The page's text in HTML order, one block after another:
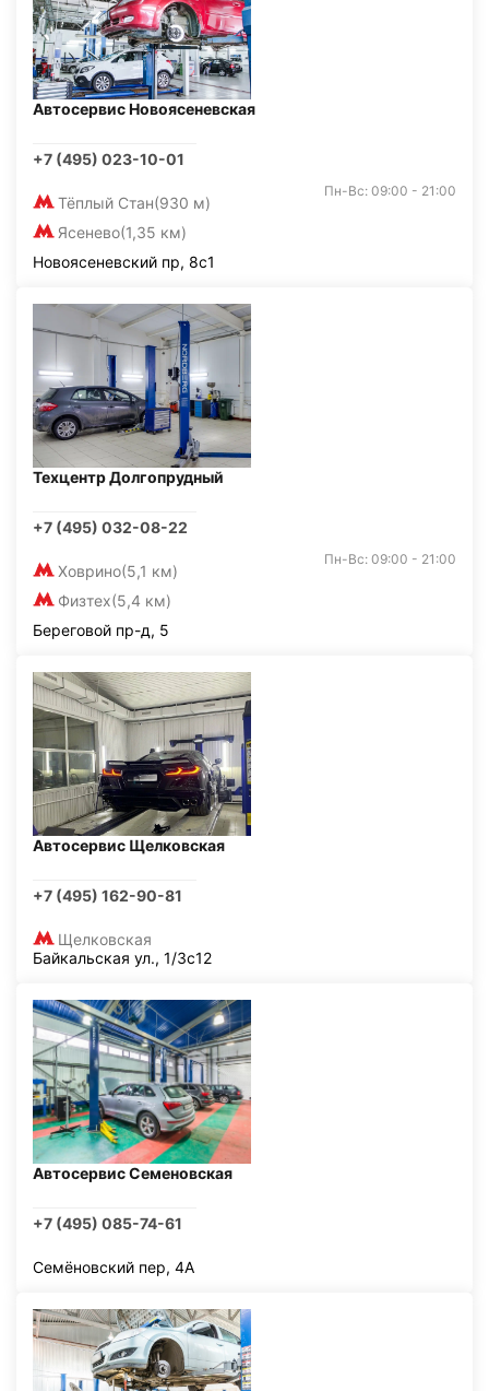
Автосервис Новоясеневская
+7 (495) 023-10-01
Тёплый Стан(930 м)
Ясенево(1,35 км)
Пн-Вс: 09:00 - 21:00
Новоясеневский пр, 8с1
Техцентр Долгопрудный
+7 (495) 032-08-22
Ховрино(5,1 км)
Физтех(5,4 км)
Пн-Вс: 09:00 - 21:00
Береговой пр-д, 5
Автосервис Щелковская
+7 (495) 162-90-81
Щелковская
Байкальская ул., 1/3с12
Автосервис Семеновская
+7 (495) 085-74-61
Семёновский пер, 4А